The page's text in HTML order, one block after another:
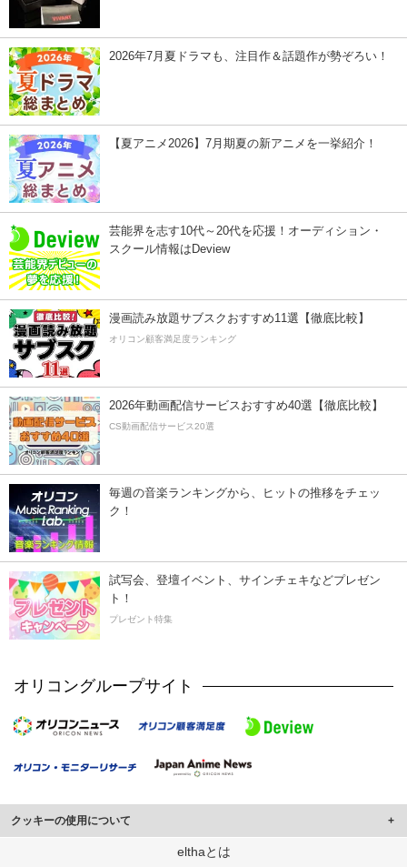
2026年7月夏ドラマも、注目作＆話題作が勢ぞろい！
【夏アニメ2026】7月期夏の新アニメを一挙紹介！
芸能界を志す10代～20代を応援！オーディション・
スクール情報はDeview
漫画読み放題サブスクおすすめ11選【徹底比較】
オリコン顧客満足度ランキング
2026年動画配信サービスおすすめ40選【徹底比較】
CS動画配信サービス20選
毎週の音楽ランキングから、ヒットの推移をチェッ
ク！
試写会、登壇イベント、サインチェキなどプレゼン
ト！
プレゼント特集
オリコングループサイト
クッキーの使用について
このサイトでは Cookie を使用して、ユーザーに合わせたコンテンツや広告の
elthaとは